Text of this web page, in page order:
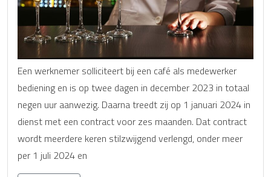
Een werknemer solliciteert bij een café als medewerker
bediening en is op twee dagen in december 2023 in totaal
negen uur aanwezig. Daarna treedt zij op 1 januari 2024 in
dienst met een contract voor zes maanden. Dat contract
wordt meerdere keren stilzwijgend verlengd, onder meer
per 1 juli 2024 en